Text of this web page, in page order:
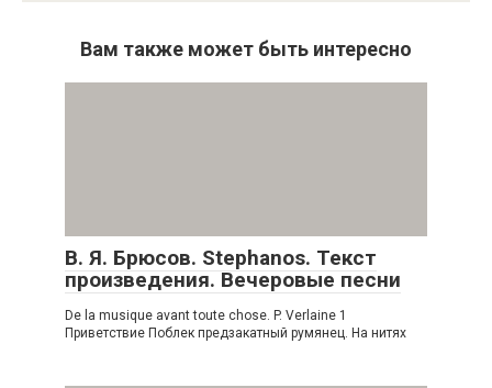
Вам также может быть интересно
В. Я. Брюсов. Stephanos. Текст
произведения. Вечеровые песни
De la musique avant toute chose. P. Verlaine 1
Приветствие Поблек предзакатный румянец. На нитях